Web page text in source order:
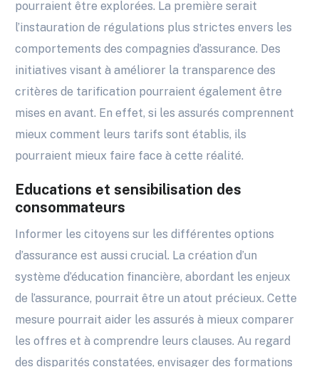
pourraient être explorées. La première serait
l’instauration de régulations plus strictes envers les
comportements des compagnies d’assurance. Des
initiatives visant à améliorer la transparence des
critères de tarification pourraient également être
mises en avant. En effet, si les assurés comprennent
mieux comment leurs tarifs sont établis, ils
pourraient mieux faire face à cette réalité.
Educations et sensibilisation des
consommateurs
Informer les citoyens sur les différentes options
d’assurance est aussi crucial. La création d’un
système d’éducation financière, abordant les enjeux
de l’assurance, pourrait être un atout précieux. Cette
mesure pourrait aider les assurés à mieux comparer
les offres et à comprendre leurs clauses. Au regard
des disparités constatées, envisager des formations